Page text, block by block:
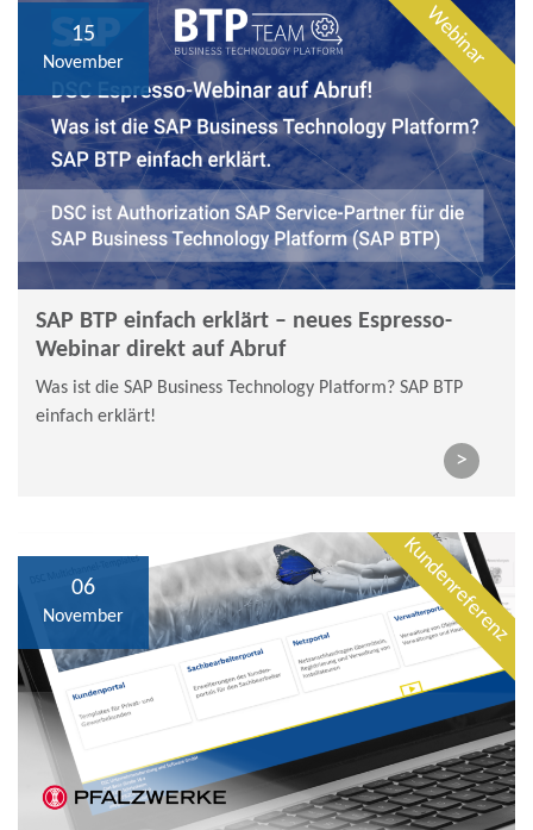
Webinar
15
November
SAP BTP einfach erklärt – neues Espresso-
Webinar direkt auf Abruf
Was ist die SAP Business Technology Platform? SAP BTP
einfach erklärt!
>
Kundenreferenz
06
November